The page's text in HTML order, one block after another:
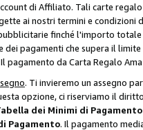
di Affiliato. Tali carte
ai nostri termini e
finché l'importo
pagamenti che supera il
da Carta Regalo
. Ti invieremo un assegno
opzione, ci riserviamo il
dei Minimi di Pagamento
Pagamento. Il pagamento